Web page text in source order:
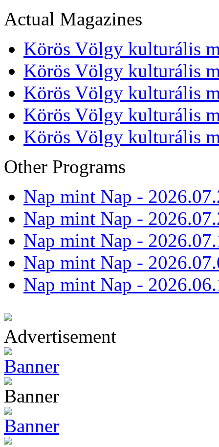
Actual Magazines
Körös Völgy kulturális
Körös Völgy kulturális
Körös Völgy kulturális
Körös Völgy kulturális
Körös Völgy kulturális
Other Programs
Nap mint Nap -
Nap mint Nap -
Nap mint Nap -
Nap mint Nap -
Nap mint Nap -
Advertisement